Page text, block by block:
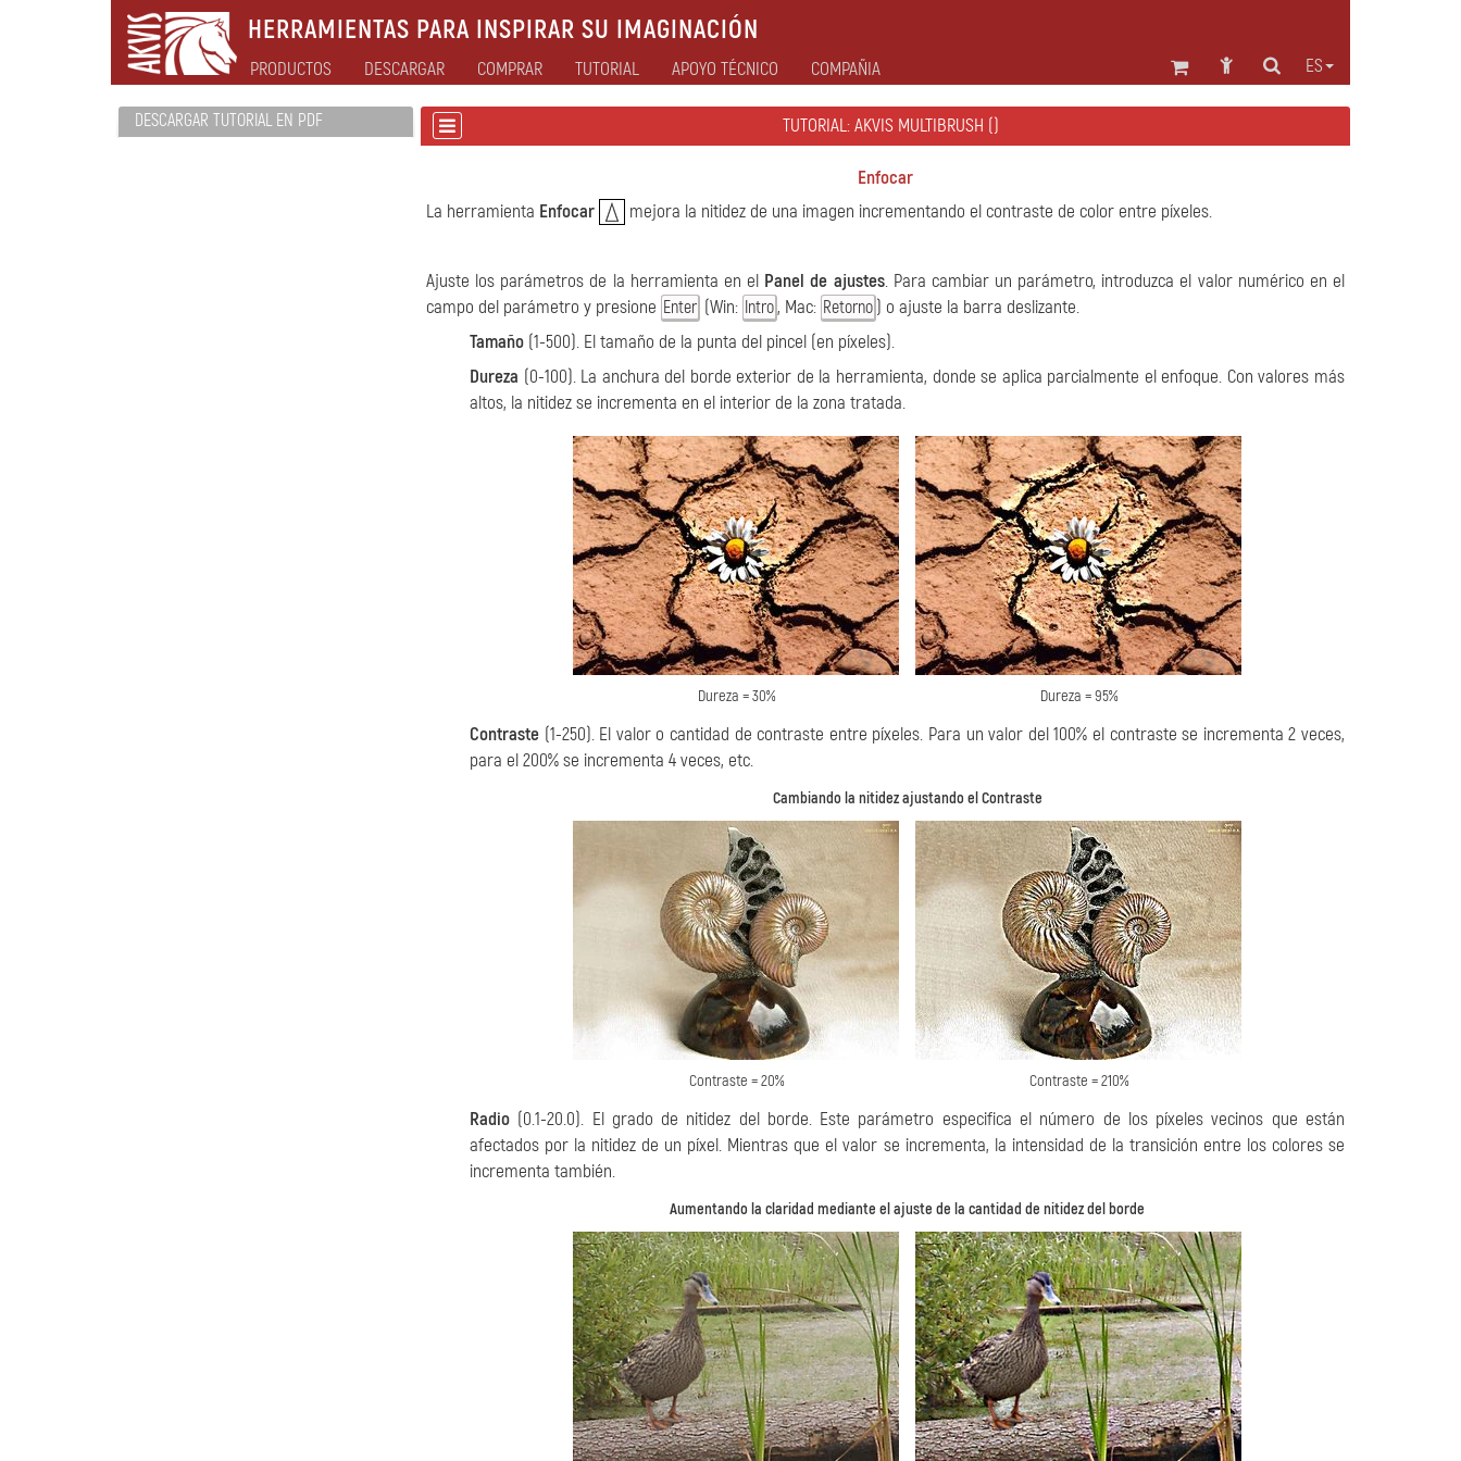
HERRAMIENTAS PARA INSPIRAR SU IMAGINACIÓN
ES
PRODUCTOS DESCARGAR COMPRAR TUTORIAL APOYO TÉCNICO COMPAÑIA
DESCARGAR TUTORIAL EN PDF TUTORIAL: AKVIS MULTIBRUSH ()
Enfocar
La herramienta Enfocar mejora la nitidez de una imagen incrementando el contraste de color entre píxeles.
Ajuste los parámetros de la herramienta en el Panel de ajustes. Para cambiar un parámetro, introduzca el valor numérico en el
campo del parámetro y presione Enter (Win: Intro, Mac: Retorno ) o ajuste la barra deslizante.
Tamaño (1-500). El tamaño de la punta del pincel (en píxeles).
Dureza (0-100). La anchura del borde exterior de la herramienta, donde se aplica parcialmente el enfoque. Con valores más
altos, la nitidez se incrementa en el interior de la zona tratada.
Dureza = 30% Dureza = 95%
Contraste (1-250). El valor o cantidad de contraste entre píxeles. Para un valor del 100% el contraste se incrementa 2 veces,
para el 200% se incrementa 4 veces, etc.
Cambiando la nitidez ajustando el Contraste
Contraste = 20% Contraste = 210%
Radio (0.1-20.0). El grado de nitidez del borde. Este parámetro especifica el número de los píxeles vecinos que están
afectados por la nitidez de un píxel. Mientras que el valor se incrementa, la intensidad de la transición entre los colores se
incrementa también.
Aumentando la claridad mediante el ajuste de la cantidad de nitidez del borde